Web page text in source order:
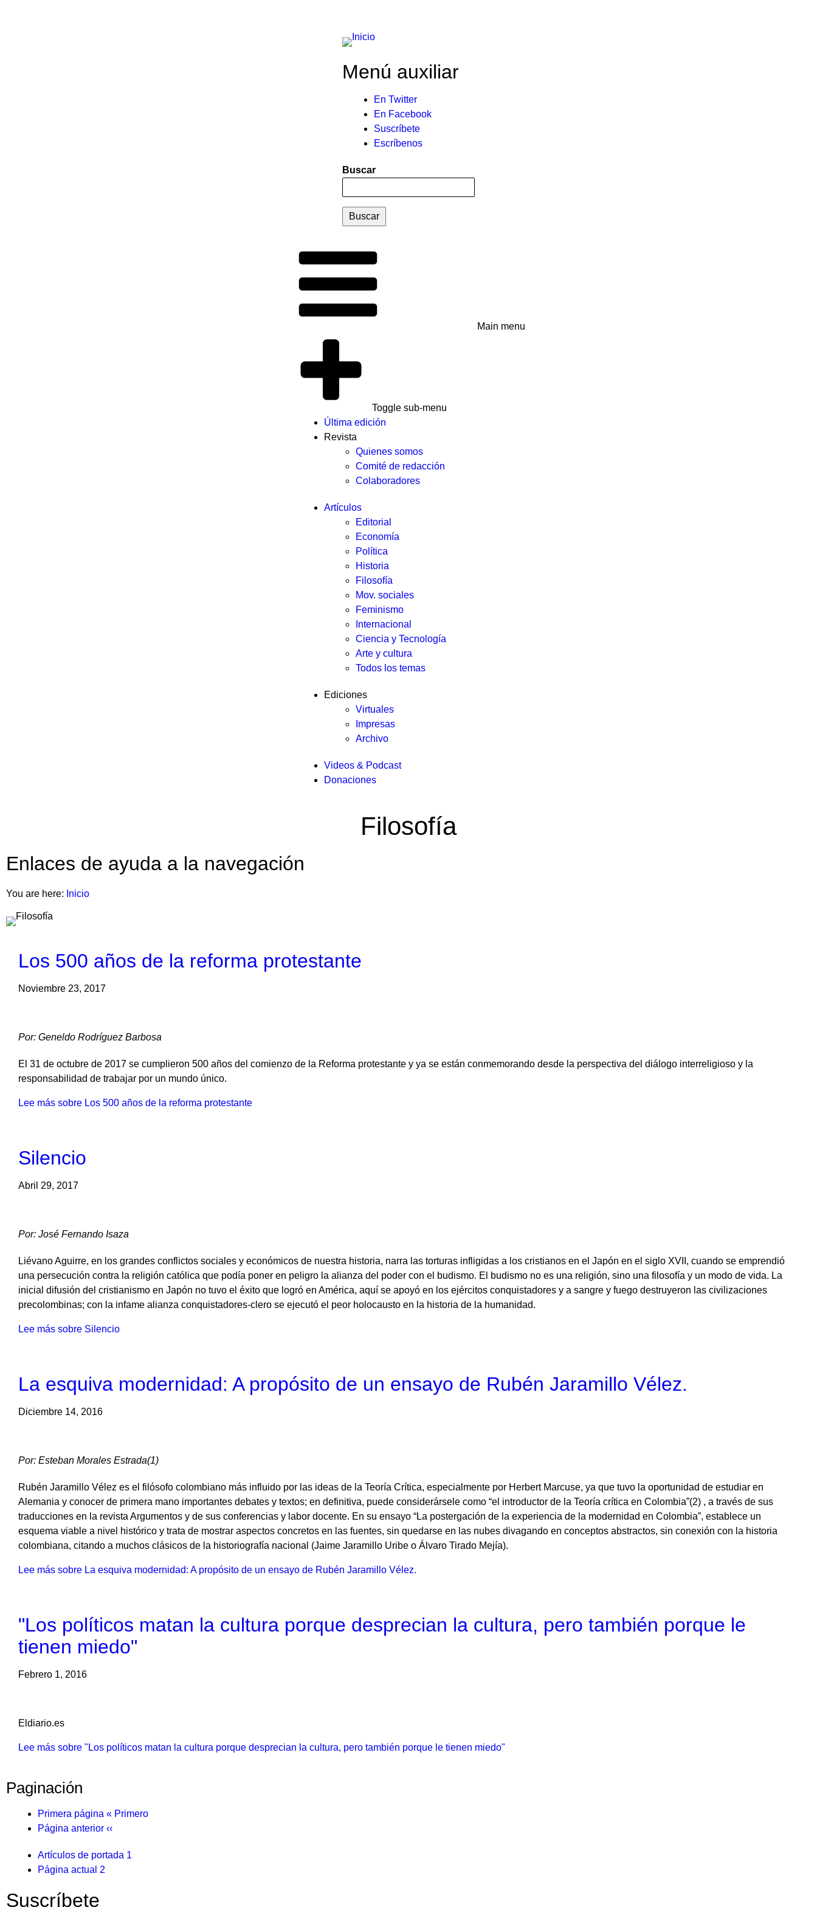
Menú auxiliar
En Twitter
En Facebook
Suscríbete
Escríbenos
Buscar
Main menu
Toggle sub-menu
Última edición
Revista
Quienes somos
Comité de redacción
Colaboradores
Artículos
Editorial
Economía
Política
Historia
Filosofía
Mov. sociales
Feminismo
Internacional
Ciencia y Tecnología
Arte y cultura
Todos los temas
Ediciones
Virtuales
Impresas
Archivo
Videos & Podcast
Donaciones
Filosofía
Enlaces de ayuda a la navegación
You are here: Inicio
Los 500 años de la reforma protestante
Noviembre 23, 2017
Por: Geneldo Rodríguez Barbosa
El 31 de octubre de 2017 se cumplieron 500 años del comienzo de la Reforma protestante y ya se están conmemorando desde la perspectiva del diálogo interreligioso y la
responsabilidad de trabajar por un mundo único.
Lee más sobre Los 500 años de la reforma protestante
Silencio
Abril 29, 2017
Por: José Fernando Isaza
Liévano Aguirre, en los grandes conflictos sociales y económicos de nuestra historia, narra las torturas infligidas a los cristianos en el Japón en el siglo XVII, cuando se emprendió
una persecución contra la religión católica que podía poner en peligro la alianza del poder con el budismo. El budismo no es una religión, sino una filosofía y un modo de vida. La
inicial difusión del cristianismo en Japón no tuvo el éxito que logró en América, aquí se apoyó en los ejércitos conquistadores y a sangre y fuego destruyeron las civilizaciones
precolombinas; con la infame alianza conquistadores-clero se ejecutó el peor holocausto en la historia de la humanidad.
Lee más sobre Silencio
La esquiva modernidad: A propósito de un ensayo de Rubén Jaramillo Vélez.
Diciembre 14, 2016
Por: Esteban Morales Estrada(1)
Rubén Jaramillo Vélez es el filósofo colombiano más influido por las ideas de la Teoría Crítica, especialmente por Herbert Marcuse, ya que tuvo la oportunidad de estudiar en
Alemania y conocer de primera mano importantes debates y textos; en definitiva, puede considerársele como “el introductor de la Teoría crítica en Colombia”(2) , a través de sus
traducciones en la revista Argumentos y de sus conferencias y labor docente. En su ensayo “La postergación de la experiencia de la modernidad en Colombia”, establece un
esquema viable a nivel histórico y trata de mostrar aspectos concretos en las fuentes, sin quedarse en las nubes divagando en conceptos abstractos, sin conexión con la historia
colombiana, citando a muchos clásicos de la historiografía nacional (Jaime Jaramillo Uribe o Álvaro Tirado Mejía).
Lee más sobre La esquiva modernidad: A propósito de un ensayo de Rubén Jaramillo Vélez.
"Los políticos matan la cultura porque desprecian la cultura, pero también porque le
tienen miedo"
Febrero 1, 2016
Eldiario.es
Lee más sobre "Los políticos matan la cultura porque desprecian la cultura, pero también porque le tienen miedo"
Paginación
Primera página « Primero
Página anterior ‹‹
Artículos de portada 1
Página actual 2
Suscríbete